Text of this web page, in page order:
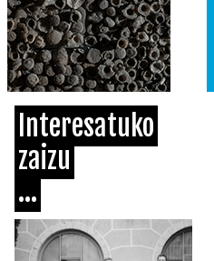
Interesatuko
zaizu
...